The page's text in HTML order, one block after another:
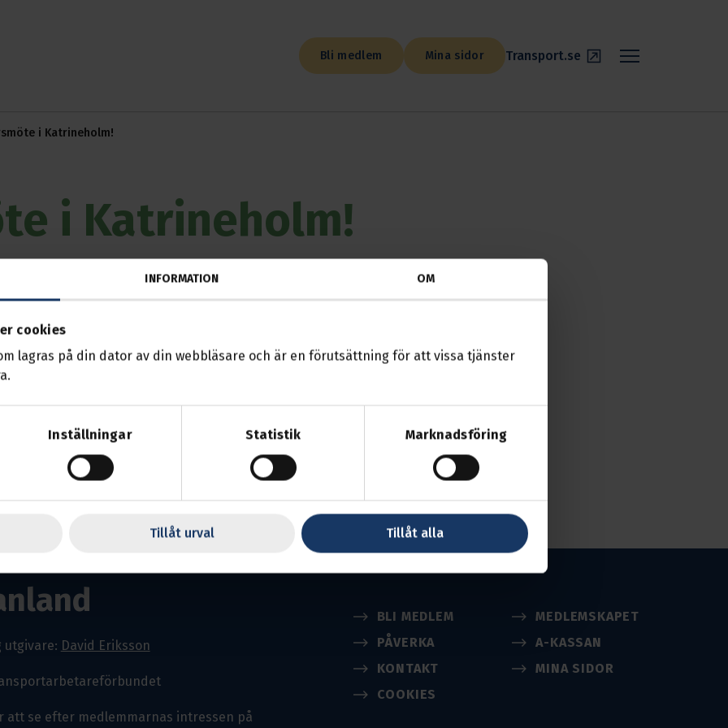
INFORMATION OM
cookies
lagras på din dator av din webbläsare och är en förutsättning för att vissa tjänster
Inställningar Statistik Marknadsföring
Tillåt urval Tillåt alla
Bli medlem Mina sidor Transport.se
i Katrineholm!
i Katrineholm!
17:30 — 20:00
årsmöte i Katrineholm!
i Katrineholmssektionen (sektion 3)!
val till sektionsuppdrag och fastställa nomineringar till avdelningsstyrelsen
du har möjlighet!
eller telefon på 010-480 30 07 för information om plats.
utgivare: David Eriksson
att se efter medlemmarnas intressen på
BLI MEDLEM
MEDLEMSKAPET
PÅVERKA
A-KASSAN
KONTAKT
MINA SIDOR
COOKIES